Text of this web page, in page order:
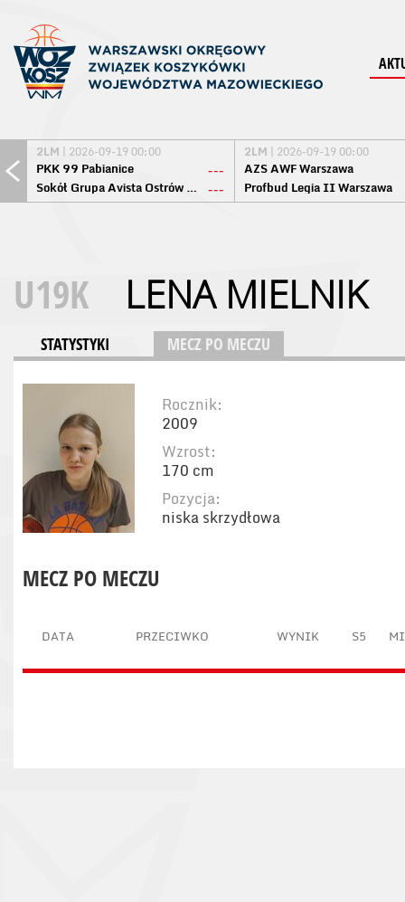
2LM | 2026-09-19 00:00
PKK 99 Pabianice
---
Sokół Grupa Avista Ostrów Maz. ---
2LM | 2026-09-19 00:00
AZS AWF Warszawa
Profbud Legia II Warszawa
U19K LENA MIELNIK
STATYSTYKI MECZ PO MECZU
Rocznik:
2009
Wzrost:
170 cm
Pozycja:
niska skrzydłowa
MECZ PO MECZU
DATA PRZECIWKO WYNIK S5